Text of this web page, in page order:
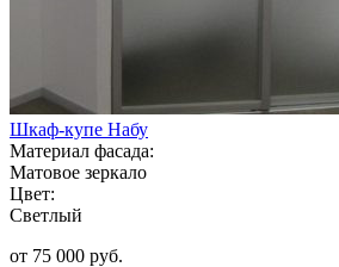
Шкаф-купе Набу
Материал фасада:
Матовое зеркало
Цвет:
Светлый
от 75 000 руб.